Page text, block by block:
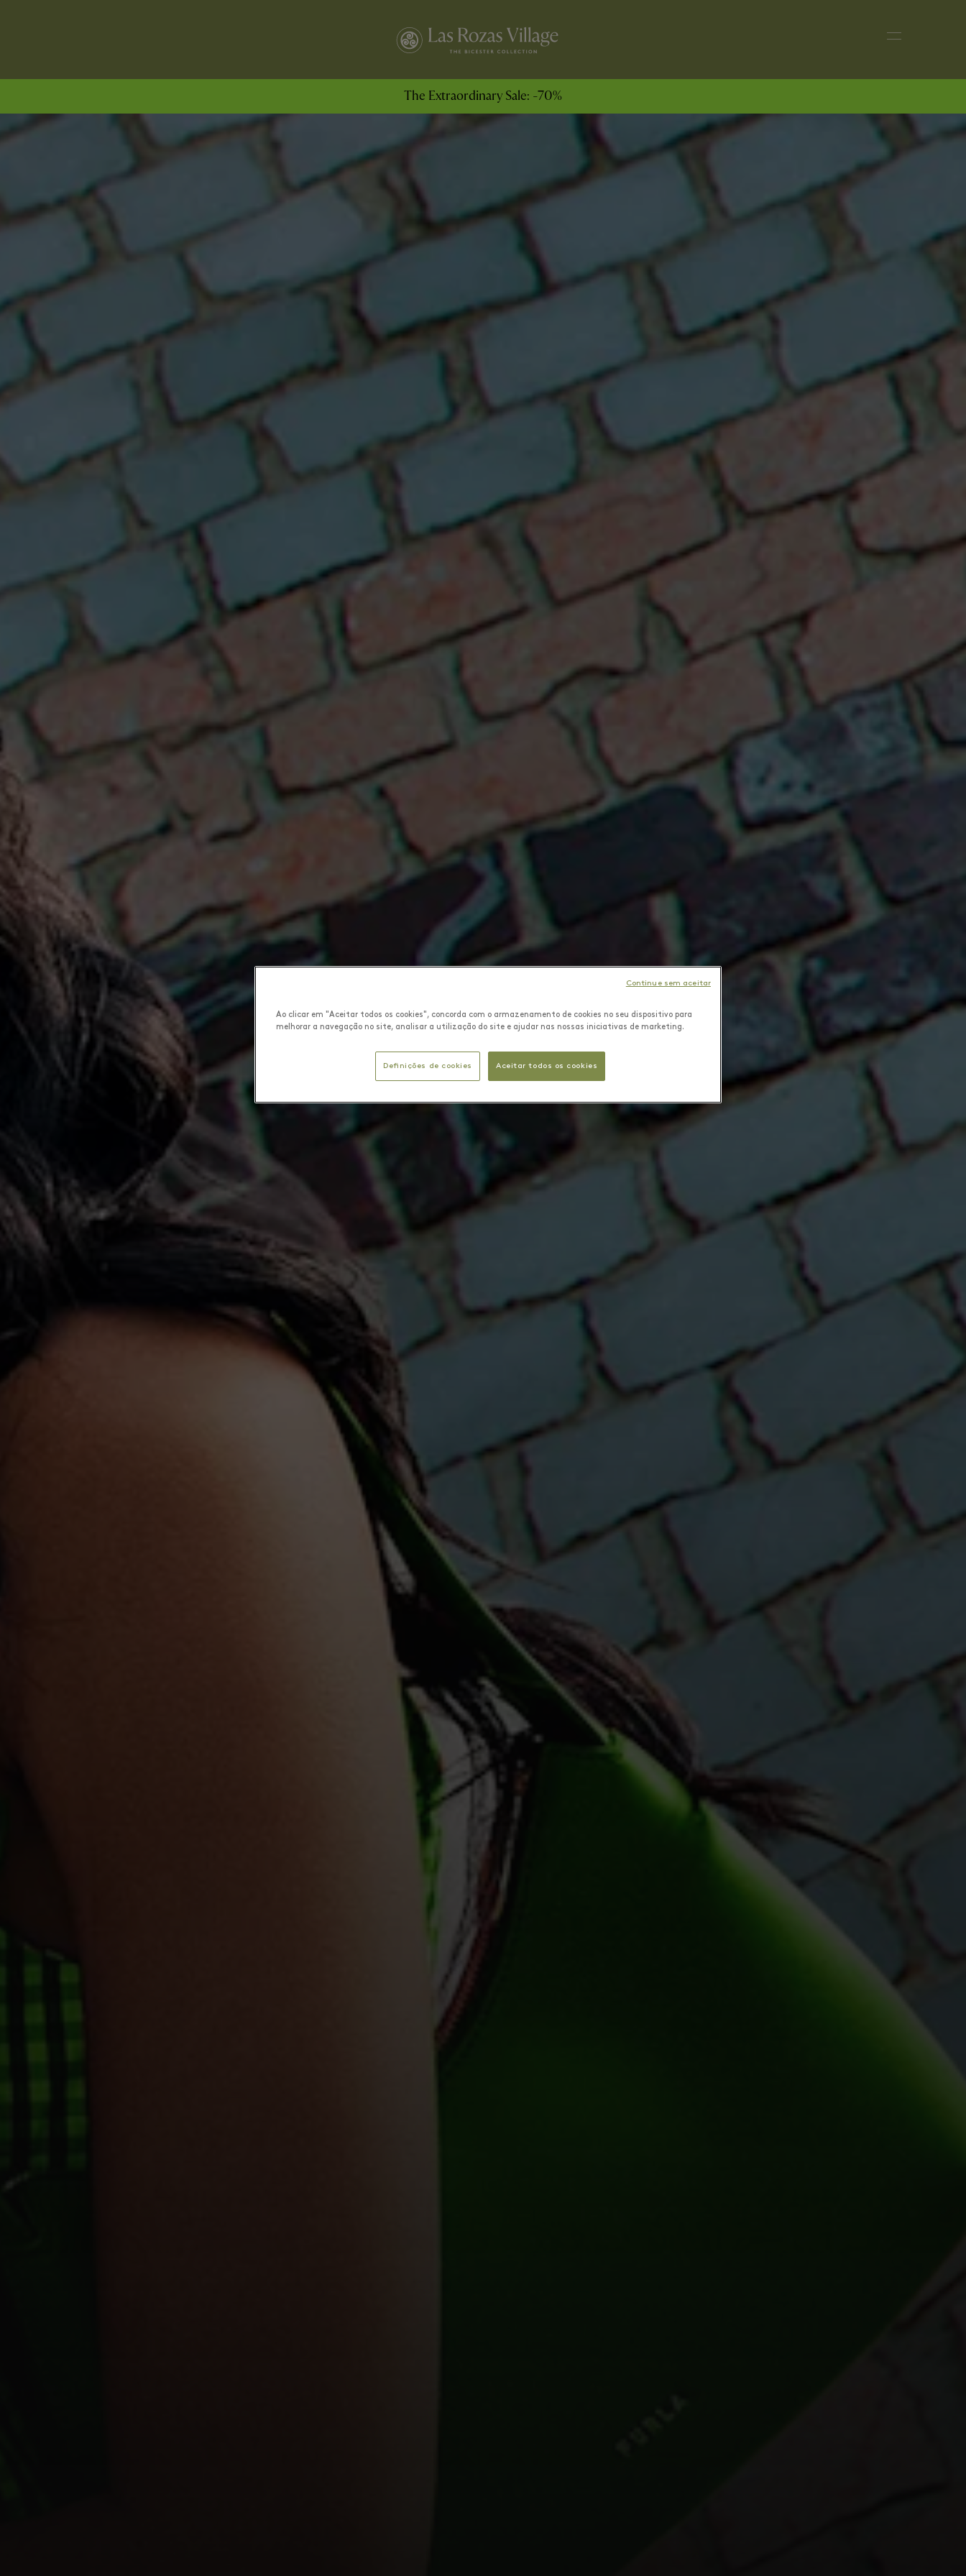
The Extraordinary Sale: -70%
Ao clicar em "Aceitar todos os cookies", concorda com o armazenamento de cookies no seu dispositivo para
melhorar a navegação no site, analisar a utilização do site e ajudar nas nossas iniciativas de marketing.
Definições de cookies Aceitar todos os cookies
Continue sem aceitar